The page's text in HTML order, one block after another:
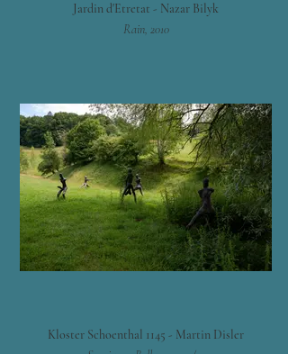
Jardin d'Etretat - Nazar Bilyk
Rain, 2010
Kloster Schoenthal 1145 - Martin Disler